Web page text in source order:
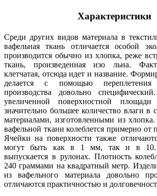
Характеристики
Среди других видов материала в
вафельная ткань отличается особой
производится обычно из хлопка, реже
ткань, произведенная изо льна.
клетчатая, отсюда идет и название.
делается с помощью
производства довольно
увеличенной поверхностной площади
значительно большее количество влаги
материалами, изготовленными из
вафельной ткани колеблется примерно от
Ячейки на поверхности также
могут быть как в 1 мм, так и в 10.
выпускается в рулонах. Плотность
240 граммами на квадратный метр.
из вафельного материала довольно
отличаются практичностью и